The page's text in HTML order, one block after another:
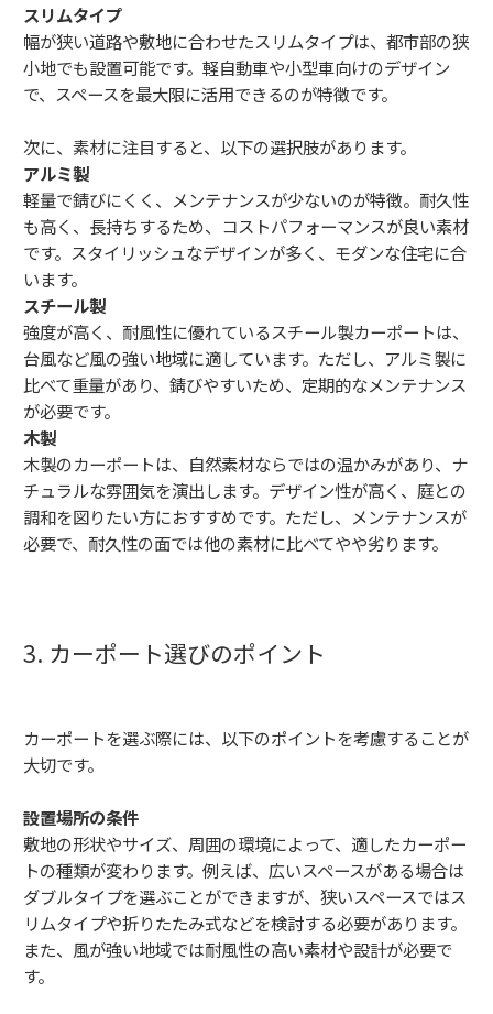
スリムタイプ
幅が狭い道路や敷地に合わせたスリムタイプは、都市部の狭
小地でも設置可能です。軽自動車や小型車向けのデザイン
で、スペースを最大限に活用できるのが特徴です。
次に、素材に注目すると、以下の選択肢があります。
アルミ製
軽量で錆びにくく、メンテナンスが少ないのが特徴。耐久性
も高く、長持ちするため、コストパフォーマンスが良い素材
です。スタイリッシュなデザインが多く、モダンな住宅に合
います。
スチール製
強度が高く、耐風性に優れているスチール製カーポートは、
台風など風の強い地域に適しています。ただし、アルミ製に
比べて重量があり、錆びやすいため、定期的なメンテナンス
が必要です。
木製
木製のカーポートは、自然素材ならではの温かみがあり、ナ
チュラルな雰囲気を演出します。デザイン性が高く、庭との
調和を図りたい方におすすめです。ただし、メンテナンスが
必要で、耐久性の面では他の素材に比べてやや劣ります。
3. カーポート選びのポイント
カーポートを選ぶ際には、以下のポイントを考慮することが
大切です。
設置場所の条件
敷地の形状やサイズ、周囲の環境によって、適したカーポー
トの種類が変わります。例えば、広いスペースがある場合は
ダブルタイプを選ぶことができますが、狭いスペースではス
リムタイプや折りたたみ式などを検討する必要があります。
また、風が強い地域では耐風性の高い素材や設計が必要で
す。